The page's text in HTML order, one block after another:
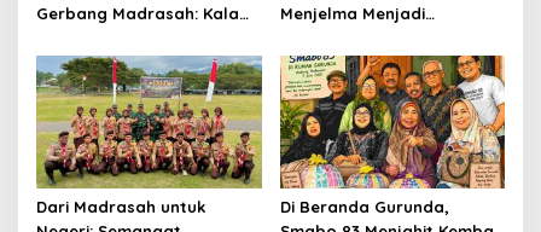
Gerbang Madrasah: Kala
Generasi Robbani di
Belawa
Menjelma Menjadi
Dari Madrasah untuk
Di Beranda Gurunda,